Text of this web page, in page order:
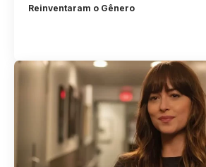
Reinventaram o Gênero